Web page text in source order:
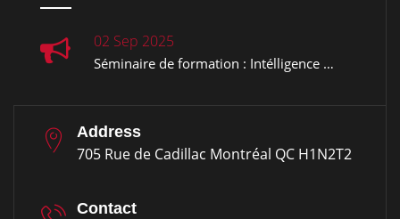
02 Sep 2025
Séminaire de formation : Intélligence …
Address
705 Rue de Cadillac Montréal QC H1N2T2
Contact